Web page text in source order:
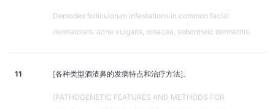
Demodex folliculorum infestations in common facial
dermatoses: acne vulgaris, rosacea, seborrheic dermatitis.
11 [各种类型酒渣鼻的发病特点和治疗方法]。
[PATHOGENETIC FEATURES AND METHODS FOR